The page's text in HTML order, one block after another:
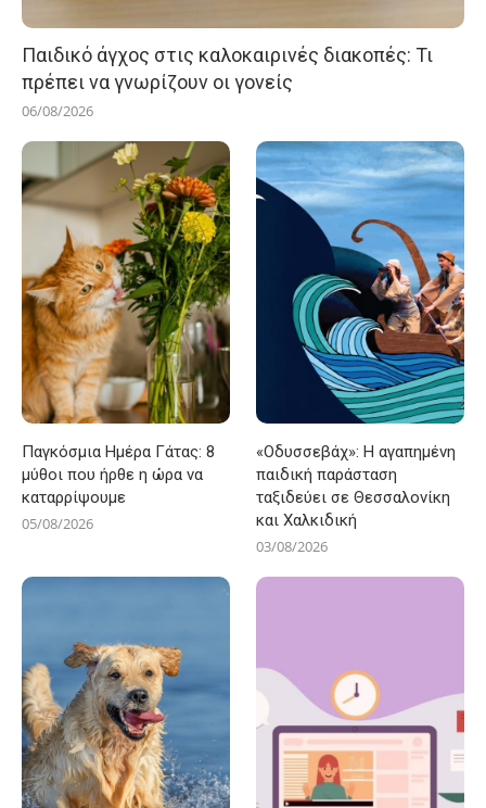
Παιδικό άγχος στις καλοκαιρινές διακοπές: Τι
πρέπει να γνωρίζουν οι γονείς
06/08/2026
Παγκόσμια Ημέρα Γάτας: 8
μύθοι που ήρθε η ώρα να
καταρρίψουμε
05/08/2026
«Οδυσσεβάχ»: Η αγαπημένη
παιδική παράσταση
ταξιδεύει σε Θεσσαλονίκη
και Χαλκιδική
03/08/2026